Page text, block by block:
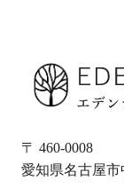
〒 460-0008
愛知県名古屋